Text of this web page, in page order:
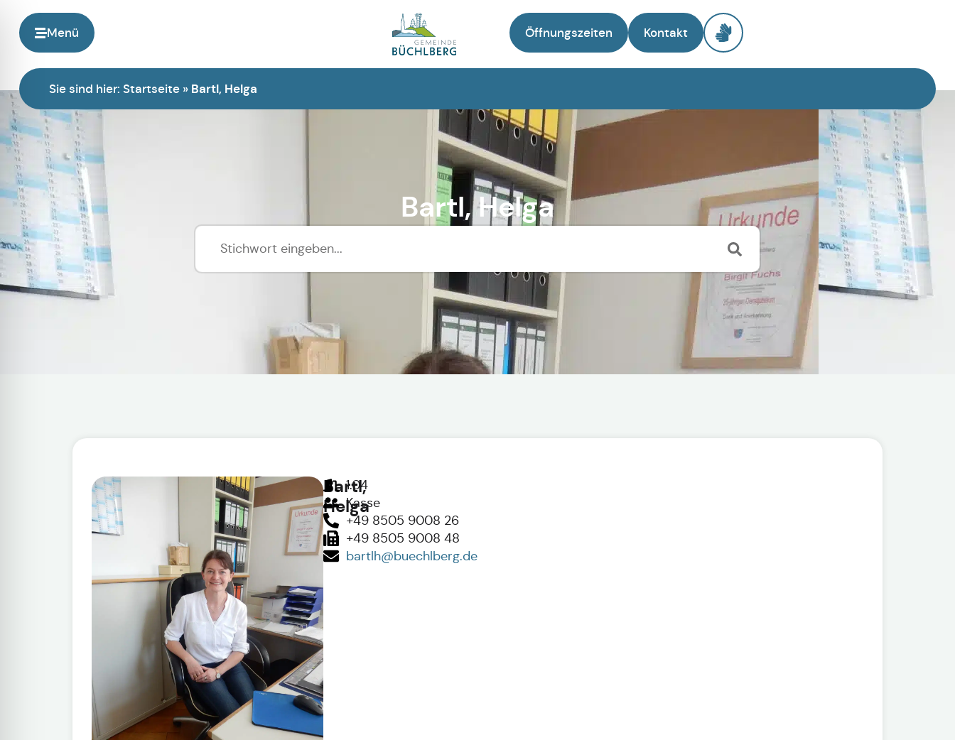
Menü Öffnungszeiten Kontakt
Sie sind hier: Startseite » Bartl, Helga
Bartl, Helga
Bartl,
Helga
1.04
Kasse
+49 8505 9008 26
+49 8505 9008 48
bartlh@buechlberg.de